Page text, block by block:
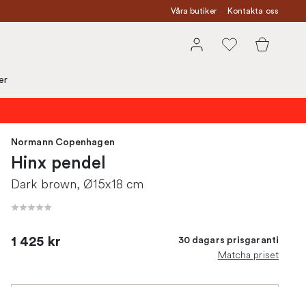
Våra butiker Kontakta oss
Normann Copenhagen
Hinx pendel
Dark brown, Ø15x18 cm
1 425 kr 30 dagars prisgaranti
Matcha priset